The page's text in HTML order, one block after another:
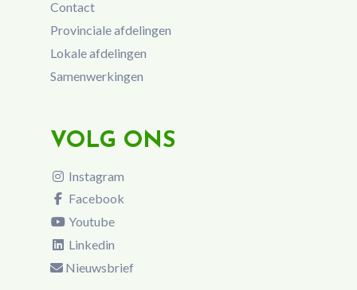
Contact
Provinciale afdelingen
Lokale afdelingen
Samenwerkingen
VOLG ONS
Instagram
Facebook
Youtube
Linkedin
Nieuwsbrief